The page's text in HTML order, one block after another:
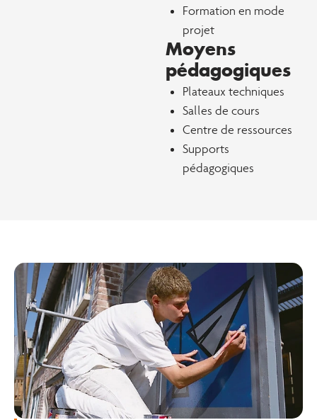
Formation en mode
projet
Moyens
pédagogiques
Plateaux techniques
Salles de cours
Centre de ressources
Supports
pédagogiques